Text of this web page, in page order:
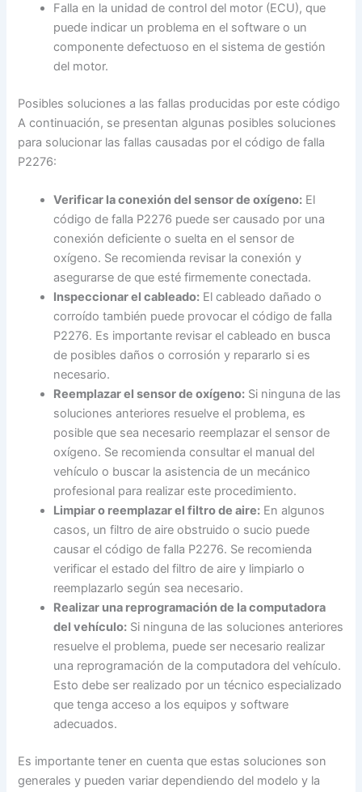
Falla en la unidad de control del motor (ECU), que
puede indicar un problema en el software o un
componente defectuoso en el sistema de gestión
del motor.
Posibles soluciones a las fallas producidas por este código
A continuación, se presentan algunas posibles soluciones
para solucionar las fallas causadas por el código de falla
P2276:
Verificar la conexión del sensor de oxígeno: El
código de falla P2276 puede ser causado por una
conexión deficiente o suelta en el sensor de
oxígeno. Se recomienda revisar la conexión y
asegurarse de que esté firmemente conectada.
Inspeccionar el cableado: El cableado dañado o
corroído también puede provocar el código de falla
P2276. Es importante revisar el cableado en busca
de posibles daños o corrosión y repararlo si es
necesario.
Reemplazar el sensor de oxígeno: Si ninguna de las
soluciones anteriores resuelve el problema, es
posible que sea necesario reemplazar el sensor de
oxígeno. Se recomienda consultar el manual del
vehículo o buscar la asistencia de un mecánico
profesional para realizar este procedimiento.
Limpiar o reemplazar el filtro de aire: En algunos
casos, un filtro de aire obstruido o sucio puede
causar el código de falla P2276. Se recomienda
verificar el estado del filtro de aire y limpiarlo o
reemplazarlo según sea necesario.
Realizar una reprogramación de la computadora
del vehículo: Si ninguna de las soluciones anteriores
resuelve el problema, puede ser necesario realizar
una reprogramación de la computadora del vehículo.
Esto debe ser realizado por un técnico especializado
que tenga acceso a los equipos y software
adecuados.
Es importante tener en cuenta que estas soluciones son
generales y pueden variar dependiendo del modelo y la